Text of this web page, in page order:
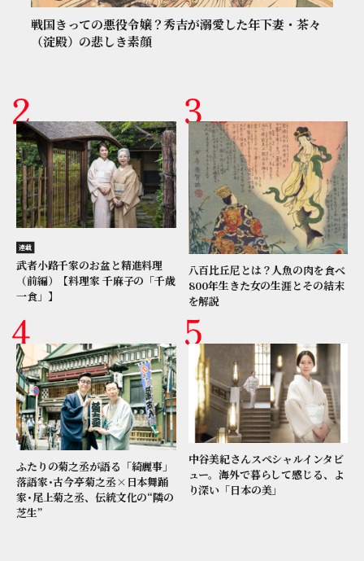
戦国きっての悪役令嬢？秀吉が溺愛した年下妻・茶々
（淀殿）の悲しき素顔
連載
武者小路千家のお盆と精進料理
（前編）【料理家 千麻子の「千歳
一食」】
八百比丘尼とは？人魚の肉を食べ
800年生きた女の生涯とその結末
を解説
ふたりの菊之丞が語る「綺麗事」
落語家･古今亭菊之丞×日本舞踊
家･尾上菊之丞、伝統文化の“隣の
芝生”
中谷美紀さんスペシャルインタビ
ュー。海外で暮らして感じる、よ
り深い「日本の美」